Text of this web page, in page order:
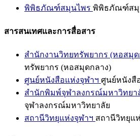
พิพิธภัณฑ์สมุนไพร พิพิธภัณฑ์สมุ
สารสนเทศและการสื่อสาร
สำนักงานวิทยทรัพยากร (หอสมุด
ทรัพยากร (หอสมุดกลาง)
ศูนย์หนังสือแห่งจุฬาฯ ศูนย์หนังสื
สำนักพิมพ์จุฬาลงกรณ์มหาวิทยา
จุฬาลงกรณ์มหาวิทยาลัย
สถานีวิทยุแห่งจุฬาฯ สถานีวิทยุแ